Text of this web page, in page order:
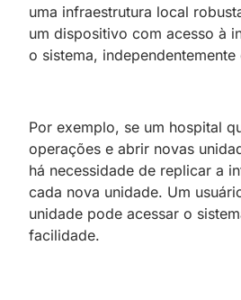
uma infraestrutura local
um dispositivo com acesso à
o sistema,
Por exemplo, se um hospital
operações e abrir novas
há necessidade de replicar a
cada nova unidade. Um
unidade pode acessar o
facilidade.